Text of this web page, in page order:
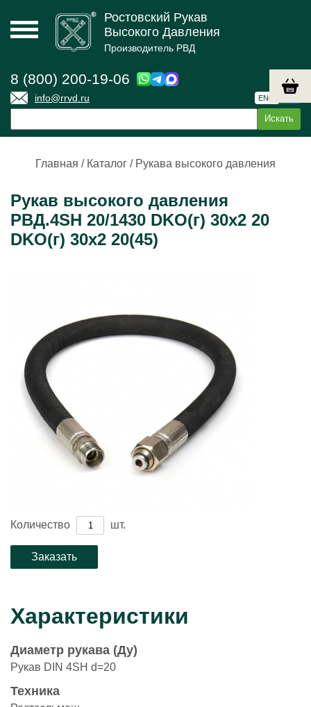
Ростовский Рукав
Высокого Давления
Производитель РВД
8 (800) 200-19-06
info@rrvd.ru ENG
Главная / Каталог / Рукава высокого давления
Рукав высокого давления
РВД.4SH 20/1430 DKO(г) 30х2 20
DKO(г) 30х2 20(45)
Количество шт.
Характеристики
Диаметр рукава (Ду)
Рукав DIN 4SH d=20
Техника